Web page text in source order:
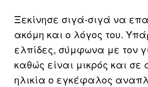
Ξεκίνησε σιγά-σιγά να
ακόμη και ο λόγος του.
ελπίδες, σύμφωνα με τον
καθώς είναι μικρός και σε
ηλικία ο εγκέφαλος